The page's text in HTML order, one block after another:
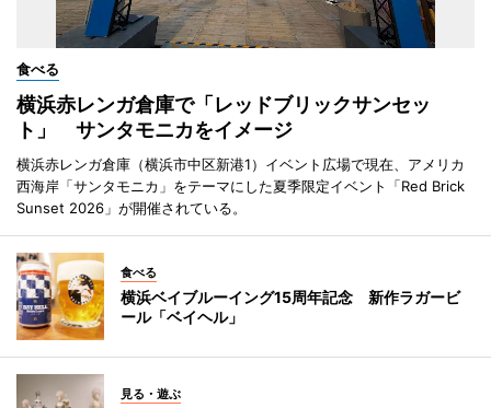
食べる
横浜赤レンガ倉庫で「レッドブリックサンセッ
ト」 サンタモニカをイメージ
横浜赤レンガ倉庫（横浜市中区新港1）イベント広場で現在、アメリカ
西海岸「サンタモニカ」をテーマにした夏季限定イベント「Red Brick
Sunset 2026」が開催されている。
食べる
横浜ベイブルーイング15周年記念 新作ラガービ
ール「ベイヘル」
見る・遊ぶ